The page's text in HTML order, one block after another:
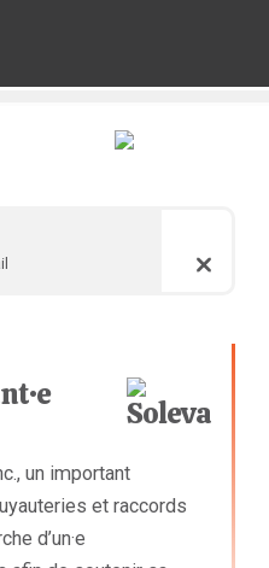
un important
et raccords
d’un·e